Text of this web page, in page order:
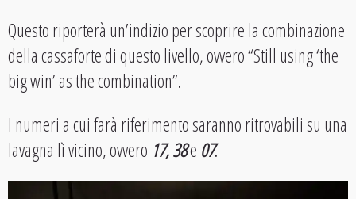
Questo riporterà un’indizio per scoprire la combinazione
della cassaforte di questo livello, ovvero “Still using ‘the
big win’ as the combination”.
I numeri a cui farà riferimento saranno ritrovabili su una
lavagna lì vicino, ovvero 17, 38e 07.